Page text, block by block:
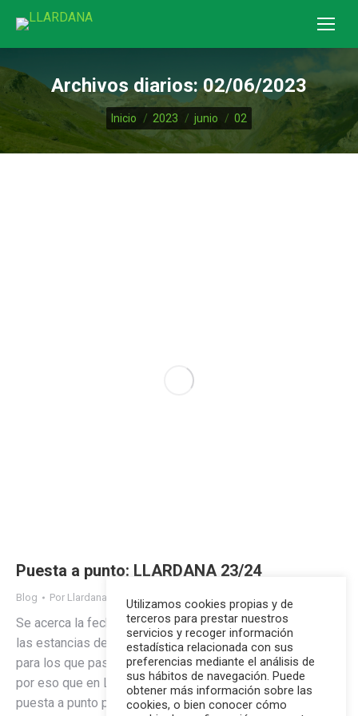
Archivos diarios:02/06/2023
Estás aquí:
Inicio 2023 junio 02
Puesta a punto: LLARDANA 23/24
Blog Por Llardana 02/06/2023
Se acerca la fecha de despegue para los participantes de
las estancias de verano… y también el momento de partir
para los que pasarán un año escolar en el extranjero! Es
por eso que en LLARDANA 🏔️queremos lanzar una
puesta a punto para reunirnos una vez más antes del
Utilizamos cookies propias y de
terceros para prestar nuestros
servicios y recoger información
estadística relacionada con sus
preferencias mediante el análisis de
sus hábitos de navegación. Puede
obtener más información sobre las
cookies, o bien conocer cómo